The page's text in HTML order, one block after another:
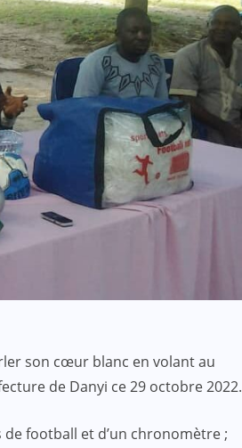
son cœur blanc en volant au
de Danyi ce 29 octobre 2022.
de football et d’un chronomètre ;